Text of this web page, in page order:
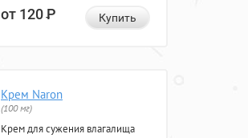
от 120Р Купить
Крем Naron
(100 мг)
Крем для сужения влагалища